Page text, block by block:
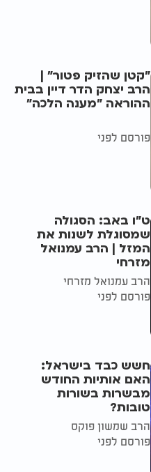
"קטן שהזיק פטור" |
הרב יצחק הדר דיין בבית
ההוראה "מענה הלכה"
פורסם לפני
ט"ו באב: הסגולה
שמסוגלת לשנות את
המזל | הרב עמנואל
מזרחי
הרב עמנואל מזרחי
פורסם לפני
חשש כבד בישראל:
האם אותיות החודש
מבשרות בשורות
טובות?
הרב שמשון פוקס
פורסם לפני